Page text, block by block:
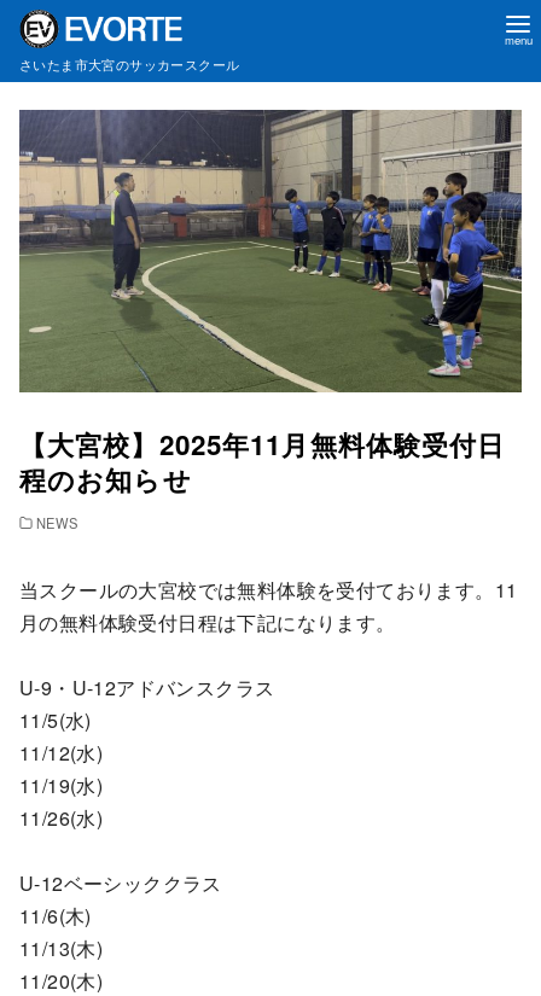
さいたま市大宮のサッカースクール
【大宮校】2025年11月無料体験受付日
程のお知らせ
NEWS
当スクールの大宮校では無料体験を受付ております。11
月の無料体験受付日程は下記になります。
U-9・U-12アドバンスクラス
11/5(水)
11/12(水)
11/19(水)
11/26(水)
U-12ベーシッククラス
11/6(木)
11/13(木)
11/20(木)